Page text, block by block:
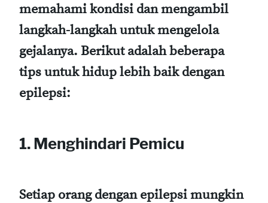
memahami kondisi dan mengambil
langkah-langkah untuk mengelola
gejalanya. Berikut adalah beberapa
tips untuk hidup lebih baik dengan
epilepsi:
1. Menghindari Pemicu
Setiap orang dengan epilepsi mungkin